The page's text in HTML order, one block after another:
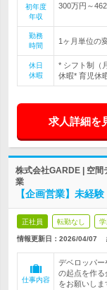
初年度
年収
300万円～
勤務
時間
1ヶ月単位の
休日
休暇
* シフト制（
休暇* 育児休
求人詳細を
株式会社GARDE | 空間
業
【企画営業】未経
正社員 転勤なし
情報更新日：2026/04/07
仕事内容
デベロッパ
の起点を作
をお願いしま